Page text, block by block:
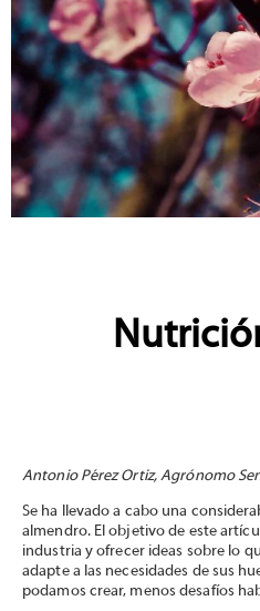
Antonio Pérez Ortiz, Agrónomo
Se ha llevado a cabo una
almendro. El objetivo de este
industria y ofrecer ideas sobre lo
adapte a las necesidades de sus
podamos crear, menos desafíos